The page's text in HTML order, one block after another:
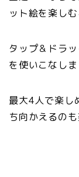
ット絵を楽し
タップ＆ドラ
を使いこなしま
最大4人で楽し
ち向かえるの